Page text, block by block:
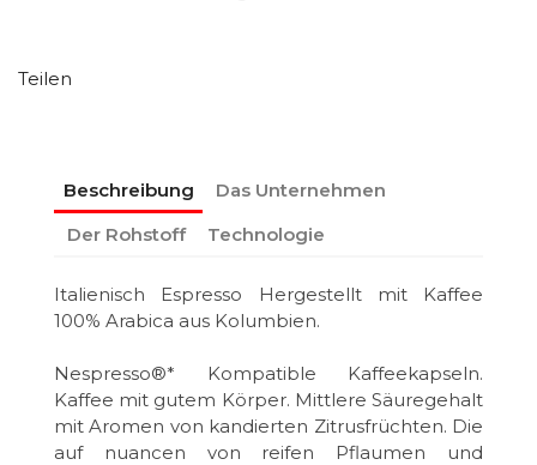
Teilen
Beschreibung
Das Unternehmen
Der Rohstoff
Technologie
Italienisch Espresso Hergestellt mit Kaffee
100% Arabica aus Kolumbien.
Nespresso®* Kompatible Kaffeekapseln.
Kaffee mit gutem Körper. Mittlere Säuregehalt
mit Aromen von kandierten Zitrusfrüchten. Die
auf nuancen von reifen Pflaumen und